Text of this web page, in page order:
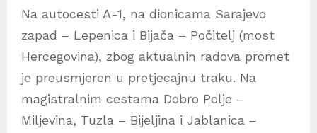
Na autocesti A-1, na dionicama Sarajevo
zapad – Lepenica i Bijača – Počitelj (most
Hercegovina), zbog aktualnih radova promet
je preusmjeren u pretjecajnu traku. Na
magistralnim cestama Dobro Polje –
Miljevina, Tuzla – Bijeljina i Jablanica –